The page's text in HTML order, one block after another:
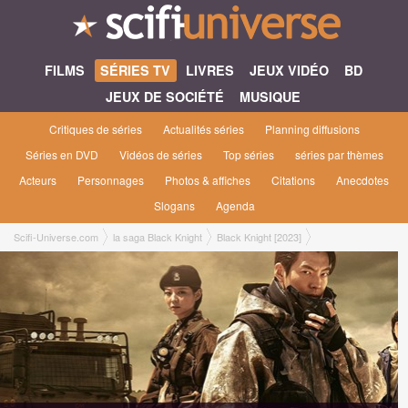
FILMS SÉRIES TV LIVRES JEUX VIDÉO
BD
JEUX DE SOCIÉTÉ
MUSIQUE
Critiques de séries Actualités séries
Planning diffusions
Séries en DVD
Vidéos de séries Top séries
séries par thèmes
Acteurs
Personnages Photos & affiches Citations
Anecdotes
Slogans
Agenda
Scifi-Universe.com la saga Black Knight Black Knight [2023]